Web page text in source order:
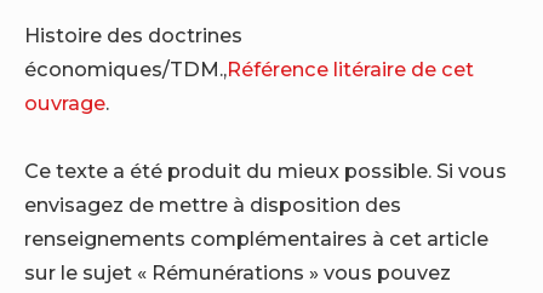
Histoire des doctrines
économiques/TDM.,Référence litéraire de cet
ouvrage.
Ce texte a été produit du mieux possible. Si vous
envisagez de mettre à disposition des
renseignements complémentaires à cet article
sur le sujet « Rémunérations » vous pouvez